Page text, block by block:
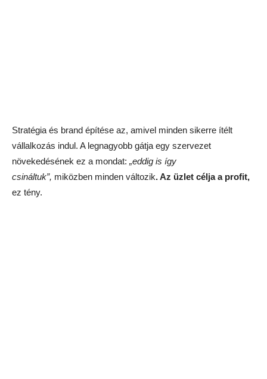
Stratégia és brand építése az, amivel minden sikerre ítélt
vállalkozás indul. A legnagyobb gátja egy szervezet
növekedésének ez a mondat: „eddig is így
csináltuk”, miközben minden változik. Az üzlet célja a profit,
ez tény.